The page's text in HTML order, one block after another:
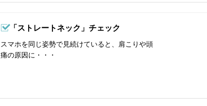
「ストレートネック」チェック
スマホを同じ姿勢で見続けていると、肩こりや頭
痛の原因に・・・